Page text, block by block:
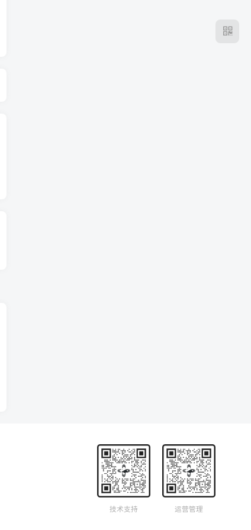
技术支持 运营管理